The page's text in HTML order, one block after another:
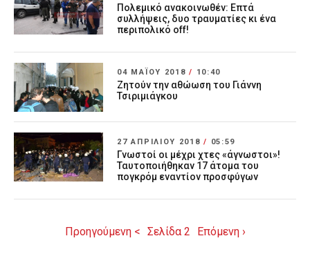
Πολεμικό ανακοινωθέν: Επτά
συλλήψεις, δυο τραυματίες κι ένα
περιπολικό off!
04 ΜΑΪ́ΟΥ 2018/ 10:40
Ζητούν την αθώωση του Γιάννη
Τσιριμιάγκου
27 ΑΠΡΙΛΊΟΥ 2018/ 05:59
Γνωστοί οι μέχρι χτες «άγνωστοι»!
Ταυτοποιήθηκαν 17 άτομα του
πογκρόμ εναντίον προσφύγων
Προηγούμενη < Σελίδα 2 Επόμενη ›